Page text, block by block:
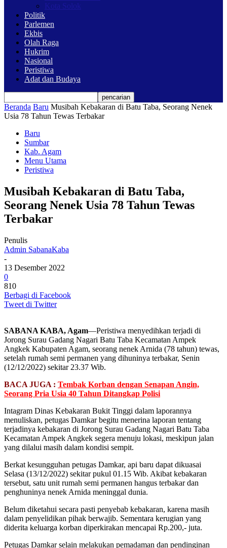
Kota Solok
Politik
Parlemen
Ekbis
Olah Raga
Hukrim
Nasional
Peristiwa
Adat dan Budaya
Beranda Baru Musibah Kebakaran di Batu Taba, Seorang Nenek
Usia 78 Tahun Tewas Terbakar
Baru
Sumbar
Kab. Agam
Menu Utama
Peristiwa
Musibah Kebakaran di Batu Taba,
Seorang Nenek Usia 78 Tahun Tewas
Terbakar
Penulis
Admin SabanaKaba
-
13 Desember 2022
0
810
Berbagi di Facebook
Tweet di Twitter
SABANA KABA, Agam—Peristiwa menyedihkan terjadi di
Jorong Surau Gadang Nagari Batu Taba Kecamatan Ampek
Angkek Kabupaten Agam, seorang nenek Arnida (78 tahun) tewas,
setelah rumah semi permanen yang dihuninya terbakar, Senin
(12/12/2022) sekitar 23.37 Wib.
BACA JUGA : Tembak Korban dengan Senapan Angin,
Seorang Pria Usia 40 Tahun Ditangkap Polisi
Intagram Dinas Kebakaran Bukit Tinggi dalam laporannya
menuliskan, petugas Damkar begitu menerina laporan tentang
terjadinya kebakaran di Jorong Surau Gadang Nagari Batu Taba
Kecamatan Ampek Angkek segera menuju lokasi, meskipun jalan
yang dilalui masih dalam kondisi sempit.
Berkat kesungguhan petugas Damkar, api baru dapat dikuasai
Selasa (13/12/2022) sekitar pukul 01.15 Wib. Akibat kebakaran
tersebut, satu unit rumah semi permanen hangus terbakar dan
penghuninya nenek Arnida meninggal dunia.
Belum diketahui secara pasti penyebab kebakaran, karena masih
dalam penyelidikan pihak berwajib. Sementara kerugian yang
diderita keluarga korban diperkirakan mencapai Rp.200,- juta.
Petugas Damkar selain melakukan pemadaman dan pendinginan